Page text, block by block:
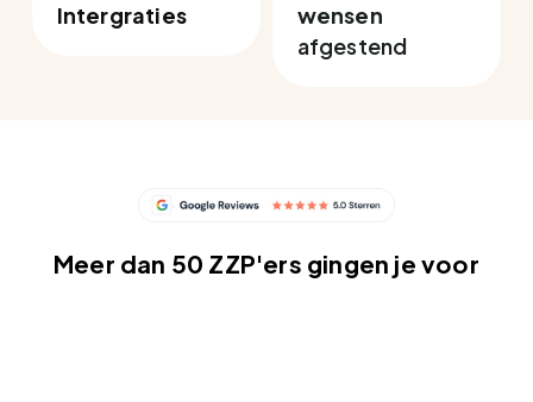
Intergraties
wensen
afgestend
Meer dan 50 ZZP'ers gingen je voor